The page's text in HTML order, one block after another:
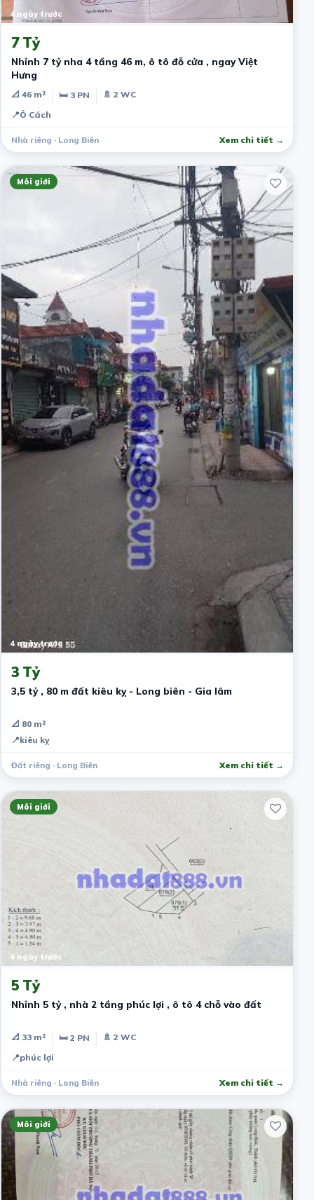
4 ngày trước
7 Tỷ
Nhỉnh 7 tỷ nha 4 tầng 46 m, ô tô đỗ cửa , ngay Việt
Hưng
📐 46 m² 🛏 3 PN
🚿 2 WC
📍Ô Cách
Nhà riêng · Long Biên Xem chi tiết →
Môi giới
4 ngày trước
3 Tỷ
3,5 tỷ , 80 m đất kiêu kỵ - Long biên - Gia lâm
📐 80 m²
📍kiêu kỵ
Đất riêng · Long Biên Xem chi tiết →
Môi giới
4 ngày trước
5 Tỷ
Nhỉnh 5 tỷ , nhà 2 tầng phúc lợi , ô tô 4 chỗ vào đất
📐 33 m² 🛏 2 PN
🚿 2 WC
📍phúc lợi
Nhà riêng · Long Biên Xem chi tiết →
Môi giới